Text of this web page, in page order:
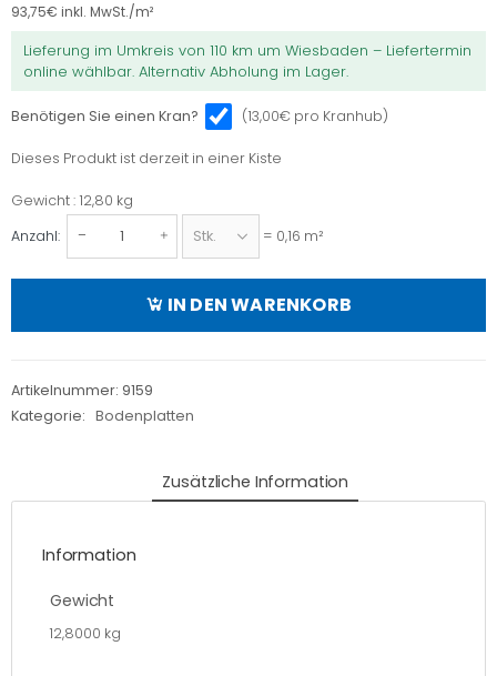
93,75€ inkl. MwSt./m²
Lieferung im Umkreis von 110 km um Wiesbaden – Liefertermin
online wählbar. Alternativ Abholung im Lager.
Benötigen Sie einen Kran? (13,00€ pro Kranhub)
Produkt
in
Kiste
Dieses Produkt ist derzeit in einer Kiste
Gewicht
Gewicht : 12,80 kg
= 0,16 m²
Anzahl:
Gabbro
geflammt/gesägte
Kanten
IN DEN WARENKORB
Artikelnummer: 9159
Kategorie:
Bodenplatten
Zusätzliche Information
Information
Gewicht
12,8000 kg